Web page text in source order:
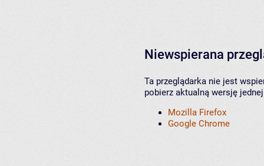
Niewspierana
Ta przeglądarka nie jest
pobierz aktualną wersję
Mozilla Firefox
Google Chrome